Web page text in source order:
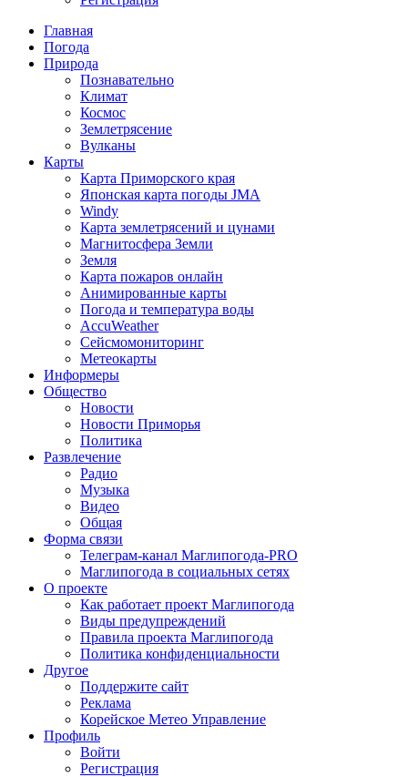
Главная
Погода
Природа
Познавательно
Климат
Космос
Землетрясение
Вулканы
Карты
Карта Приморского края
Японская карта погоды JMA
Windy
Карта землетрясений и цунами
Магнитосфера Земли
Земля
Карта пожаров онлайн
Анимированные карты
Погода и температура воды
AccuWeather
Сейсмомониторинг
Метеокарты
Информеры
Общество
Новости
Новости Приморья
Политика
Развлечение
Радио
Музыка
Видео
Общая
Форма связи
Телеграм-канал Маглипогода-PRO
Маглипогода в социальных сетях
О проекте
Как работает проект Маглипогода
Виды предупреждений
Правила проекта Маглипогода
Политика конфиденциальности
Другое
Поддержите сайт
Реклама
Корейское Метео Управление
Профиль
Войти
Регистрация